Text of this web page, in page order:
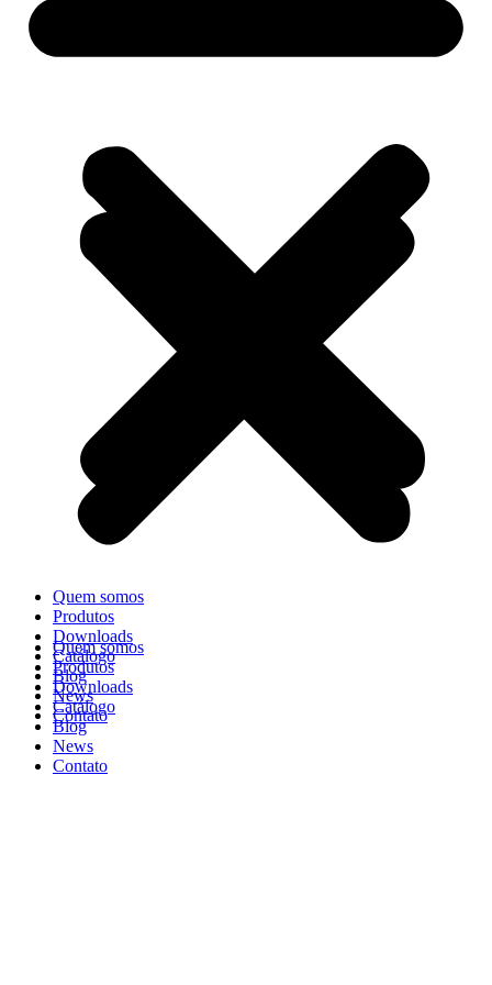
Quem somos
Produtos
Downloads
Catálogo
Blog
News
Contato
Quem somos
Produtos
Downloads
Catálogo
Blog
News
Contato